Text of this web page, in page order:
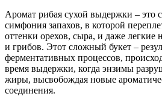
Аромат рибая сухой выдержки – это
симфония запахов, в которой
оттенки орехов, сыра, и даже легкие
и грибов. Этот сложный букет –
ферментативных процессов,
время выдержки, когда энзимы
жиры, высвобождая новые
соединения.